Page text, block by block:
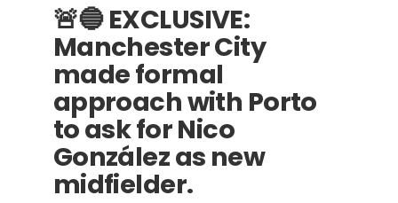
🚨🔵 EXCLUSIVE:
Manchester City
made formal
approach with Porto
to ask for Nico
González as new
midfielder.